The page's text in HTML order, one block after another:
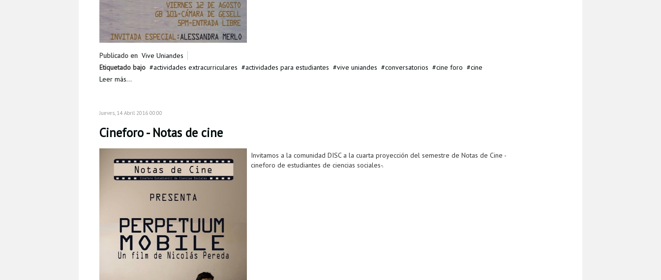
Publicado en Vive Uniandes
Etiquetado bajo
actividades extracurriculares actividades para estudiantes vive uniandes conversatorios cine foro
cine
Leer más...
Jueves, 14 Abril 2016 00:00
Cineforo - Notas de cine
Invitamos a la comunidad DISC a la cuarta proyección del semestre de Notas de Cine -
cineforo de estudiantes de ciencias sociales-.